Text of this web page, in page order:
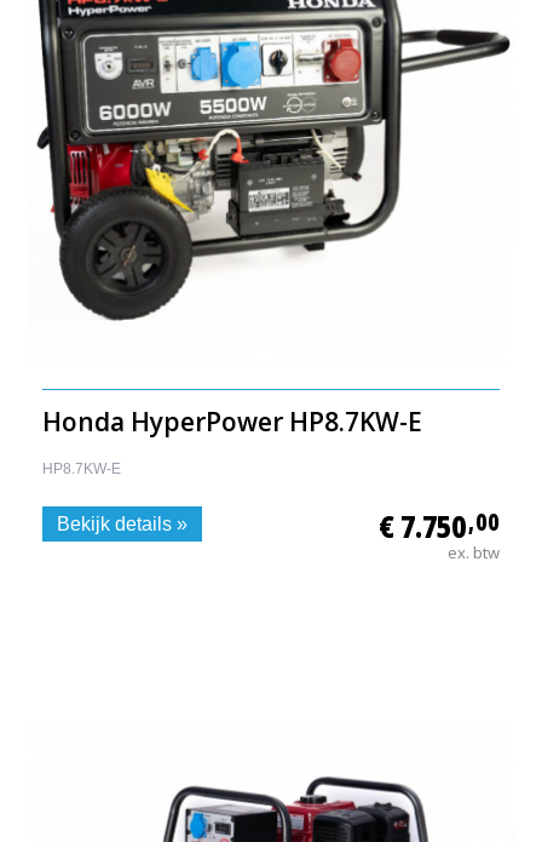
Honda HyperPower HP8.7KW-E
HP8.7KW-E
€ 7.750,00
ex. btw
Bekijk details »